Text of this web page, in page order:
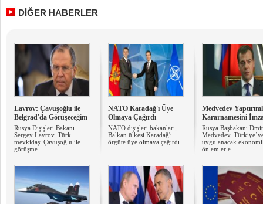
DİĞER HABERLER
Lavrov: Çavuşoğlu ile
Belgrad'da Görüşeceğim
Rusya Dışişleri Bakanı
Sergey Lavrov, Türk
mevkidaşı Çavuşoğlu ile
görüşme ...
NATO Karadağ'ı Üye
Olmaya Çağırdı
NATO dışişleri bakanları,
Balkan ülkesi Karadağ'ı
örgüte üye olmaya çağırdı.
Medvedev
Kararnamesini
Rusya Başbakanı
Medvedev,
uygulanacak
önlemlerle ...